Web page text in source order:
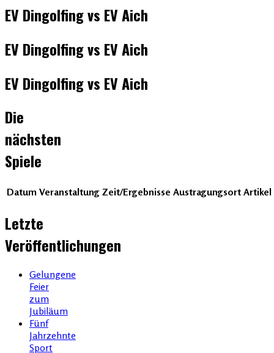
EV Dingolfing vs EV Aich
EV Dingolfing vs EV Aich
EV Dingolfing vs EV Aich
Die
nächsten
Spiele
Datum Veranstaltung Zeit/Ergebnisse Austragungsort Artikel
Letzte
Veröffentlichungen
Gelungene
Feier
zum
Jubiläum
Fünf
Jahrzehnte
Sport